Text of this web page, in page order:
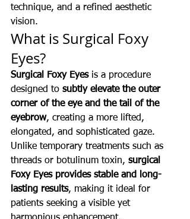
technique, and a refined aesthetic
vision.
What is Surgical Foxy
Eyes?
Surgical Foxy Eyes is a procedure
designed to subtly elevate the outer
corner of the eye and the tail of the
eyebrow, creating a more lifted,
elongated, and sophisticated gaze.
Unlike temporary treatments such as
threads or botulinum toxin, surgical
Foxy Eyes provides stable and long-
lasting results, making it ideal for
patients seeking a visible yet